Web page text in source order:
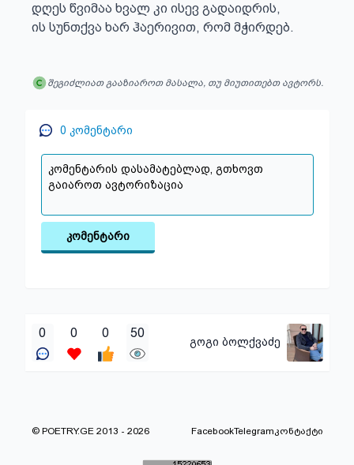
დღეს წვიმაა ხვალ კი ისევ გადაიდრის,
ის სუნთქვა ხარ ჰაერივით, რომ მჭირდებ.
შეგიძლიათ გააზიაროთ მასალა, თუ მიუთითებთ ავტორს.
0 კომენტარი
კომენტარი
0 0 0 50
გოგი ბოლქვაძე
© POETRY.GE 2013 - 2026 FacebookTelegramკონტაქტი